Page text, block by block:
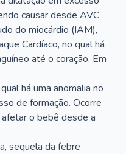
causar desde AVC
do miocárdio (IAM),
Cardíaco, no qual há
até o coração. Em
há uma anomalia no
de formação. Ocorre
o bebê desde a
sequela da febre